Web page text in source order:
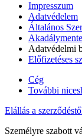
Impresszum
Adatvédelem
Általános
Adatvédelmi
Előfizetéses
Cég
További
Elállás a
Személyre szabott